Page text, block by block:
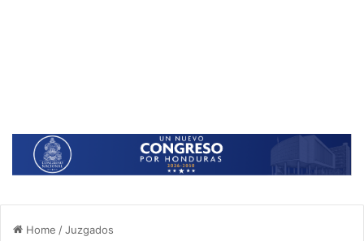
Home /Juzgados